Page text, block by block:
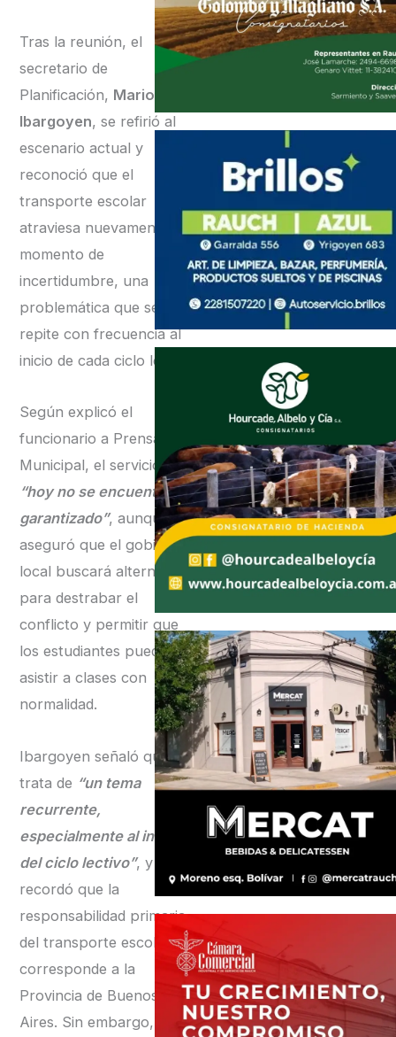
Tras la reunión, el
secretario de
Planificación, Mario
Ibargoyen, se refirió al
escenario actual y
reconoció que el
transporte escolar
atraviesa nuevamente un
momento de
incertidumbre, una
problemática que se
repite con frecuencia al
inicio de cada ciclo lectivo.
Según explicó el
funcionario a Prensa
Municipal, el servicio
“hoy no se encuentra
garantizado”, aunque
aseguró que el gobierno
local buscará alternativas
para destrabar el
conflicto y permitir que
los estudiantes puedan
asistir a clases con
normalidad.
Ibargoyen señaló que se
trata de “un tema
recurrente,
especialmente al inicio
del ciclo lectivo”, y
recordó que la
responsabilidad primaria
del transporte escolar
corresponde a la
Provincia de Buenos
Aires. Sin embargo,